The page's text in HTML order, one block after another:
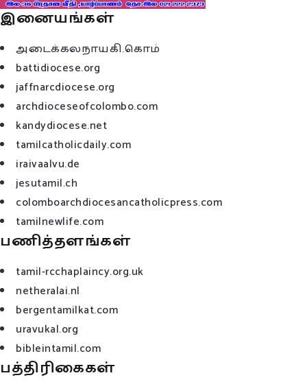
இனையங்கள்
அடைக்கலநாயகி.கொம்
battidiocese.org
jaffnarcdiocese.org
archdioceseofcolombo.com
kandydiocese.net
tamilcatholicdaily.com
iraivaalvu.de
jesutamil.ch
colomboarchdiocesancatholicpress.com
tamilnewlife.com
பணித்தளங்கள்
tamil-rcchaplaincy.org.uk
netheralai.nl
bergentamilkat.com
uravukal.org
bibleintamil.com
பத்திரிகைகள்